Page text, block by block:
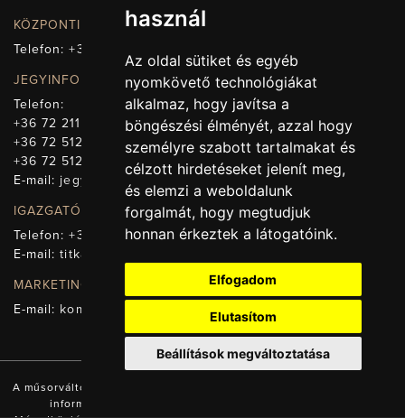
használ
Az oldal sütiket és egyéb
nyomkövető technológiákat
alkalmaz, hogy javítsa a
böngészési élményét, azzal hogy
személyre szabott tartalmakat és
célzott hirdetéseket jelenít meg,
és elemzi a weboldalunk
forgalmát, hogy megtudjuk
honnan érkeztek a látogatóink.
Elfogadom
Elutasítom
Beállítások megváltoztatása
KÖZPONTI ELÉRHETŐSÉG, TELEFONKÖZPONT
Telefon:+36 72 512-660
JEGYINFORMÁCIÓ
Telefon:
+36 72 211-965
+36 72 512-669
+36 72 512-675
E-mail: jegy@pnsz.hu
IGAZGATÓSÁG, TITKÁRSÁG
Telefon:+36 72 512-671
E-mail:titkarsag@pnsz.hu
MARKETING, SAJTÓ, KOMMUNIKÁCIÓ
E-mail: kommunikacio@pnsz.hu
A műsorváltozás jogát fenntartjuk! A honlapon található valamennyi
információ a Pécsi Nemzeti Színház tulajdonát képezi.